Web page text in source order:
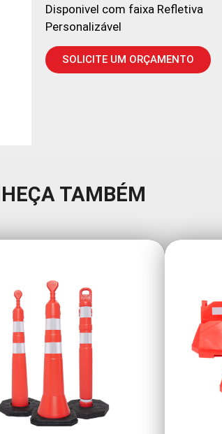
Disponivel com faixa Refletiva
Personalizável
SOLICITE UM ORÇAMENTO
TAMBÉM